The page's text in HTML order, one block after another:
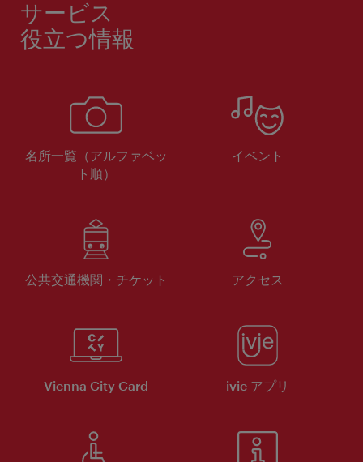
サービス
役立つ情報
名所一覧（アルファベッ
ト順）
イベント
公共交通機関・チケット アクセス
Vienna City Card ivie アプリ